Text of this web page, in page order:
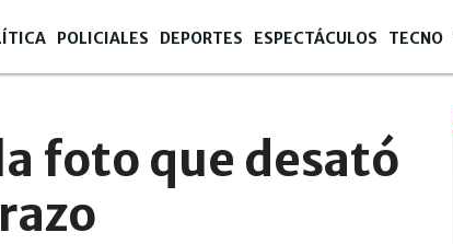
POLICIALES DEPORTES ESPECTÁCULOS TECNO
foto que desató